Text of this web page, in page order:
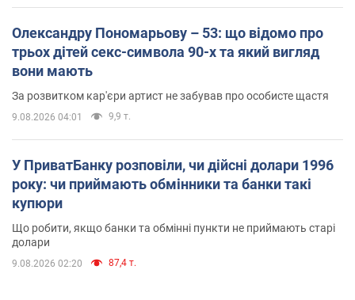
Олександру Пономарьову – 53: що відомо про
трьох дітей секс-символа 90-х та який вигляд
вони мають
За розвитком кар'єри артист не забував про особисте щастя
9.08.2026 04:01 9,9 т.
У ПриватБанку розповіли, чи дійсні долари 1996
року: чи приймають обмінники та банки такі
купюри
Що робити, якщо банки та обмінні пункти не приймають старі
долари
9.08.2026 02:20 87,4 т.